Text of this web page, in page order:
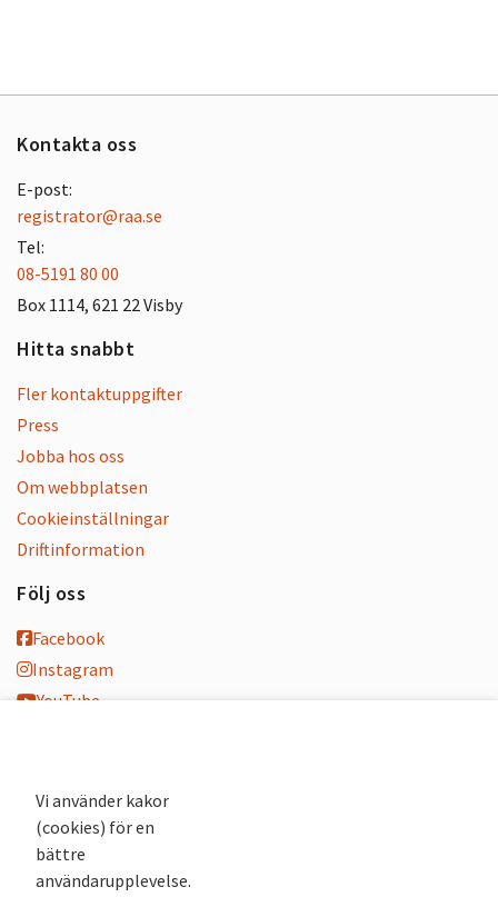
Kontakta oss
E-post:
registrator@raa.se
Tel:
08-5191 80 00
Box 1114, 621 22 Visby
Hitta snabbt
Fler kontaktuppgifter
Press
Jobba hos oss
Om webbplatsen
Cookieinställningar
Driftinformation
Följ oss
Facebook
Instagram
YouTube
Nyhetsbrev
Andra webbplatser
Arkivsök
Vi använder kakor
(cookies) för en
bättre
användarupplevelse.